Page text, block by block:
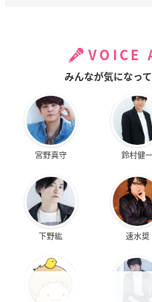
VOICE
みんなが気になっ
宮野真守 鈴村健
下野紘 速水奨